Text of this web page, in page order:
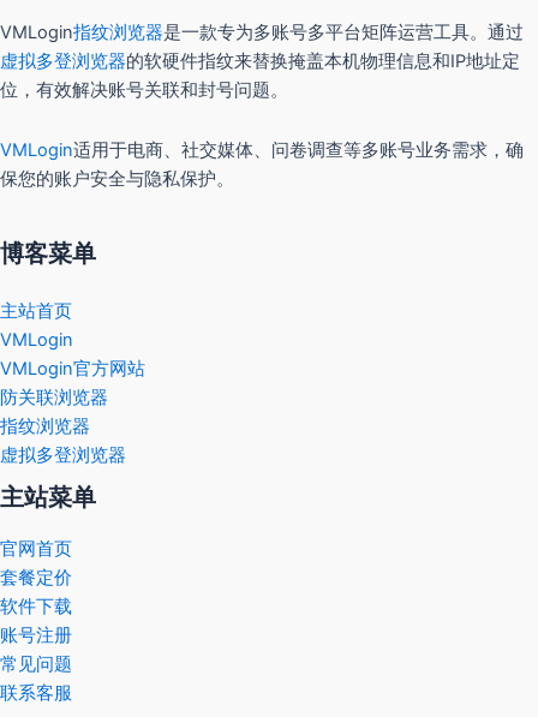
VMLogin指纹浏览器是一款专为多账号多平台矩阵运营工具。通过
虚拟多登浏览器的软硬件指纹来替换掩盖本机物理信息和IP地址定
位，有效解决账号关联和封号问题。
VMLogin适用于电商、社交媒体、问卷调查等多账号业务需求，确
保您的账户安全与隐私保护。
博客菜单
主站首页
VMLogin
VMLogin官方网站
防关联浏览器
指纹浏览器
虚拟多登浏览器
主站菜单
官网首页
套餐定价
软件下载
账号注册
常见问题
联系客服